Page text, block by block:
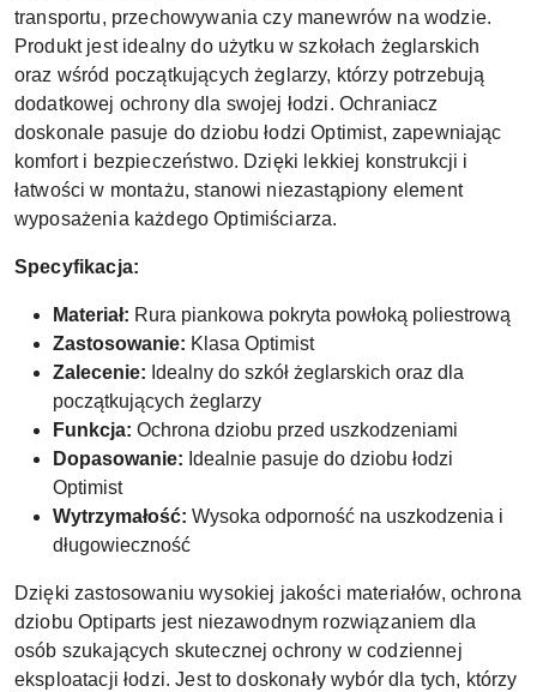
transportu, przechowywania czy manewrów na wodzie.
Produkt jest idealny do użytku w szkołach żeglarskich
oraz wśród początkujących żeglarzy, którzy potrzebują
dodatkowej ochrony dla swojej łodzi. Ochraniacz
doskonale pasuje do dziobu łodzi Optimist, zapewniając
komfort i bezpieczeństwo. Dzięki lekkiej konstrukcji i
łatwości w montażu, stanowi niezastąpiony element
wyposażenia każdego Optimiściarza.
Specyfikacja:
Materiał: Rura piankowa pokryta powłoką poliestrową
Zastosowanie: Klasa Optimist
Zalecenie: Idealny do szkół żeglarskich oraz dla
początkujących żeglarzy
Funkcja: Ochrona dziobu przed uszkodzeniami
Dopasowanie: Idealnie pasuje do dziobu łodzi
Optimist
Wytrzymałość: Wysoka odporność na uszkodzenia i
długowieczność
Dzięki zastosowaniu wysokiej jakości materiałów, ochrona
dziobu Optiparts jest niezawodnym rozwiązaniem dla
osób szukających skutecznej ochrony w codziennej
eksploatacji łodzi. Jest to doskonały wybór dla tych, którzy